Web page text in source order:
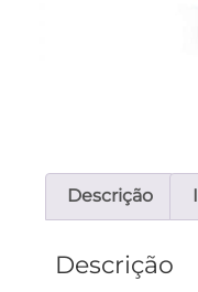
Descrição
Descrição